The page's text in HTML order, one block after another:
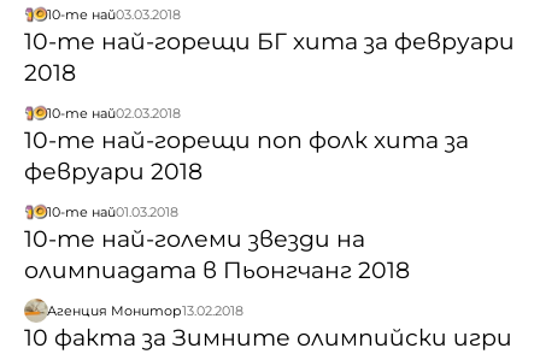
10-те най03.03.2018
10-те най-горещи БГ хита за февруари
2018
10-те най02.03.2018
10-те най-горещи поп фолк хита за
февруари 2018
10-те най01.03.2018
10-те най-големи звезди на
олимпиадата в Пьонгчанг 2018
Агенция Монитор13.02.2018
10 факта за Зимните олимпийски игри